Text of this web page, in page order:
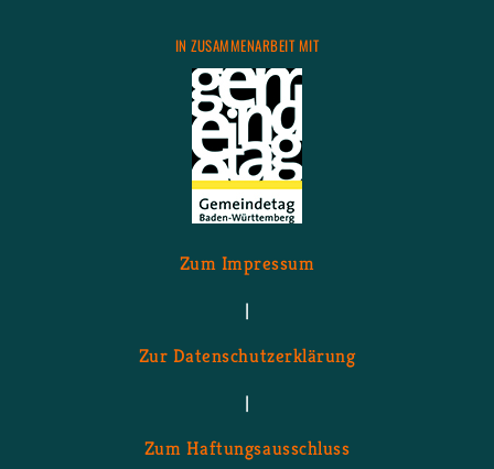
IN ZU­SAM­MEN­AR­BEIT MIT
Zum Im­pres­sum
|
Zur Da­ten­schutz­er­klä­rung
|
Zum Haf­tungs­aus­schluss